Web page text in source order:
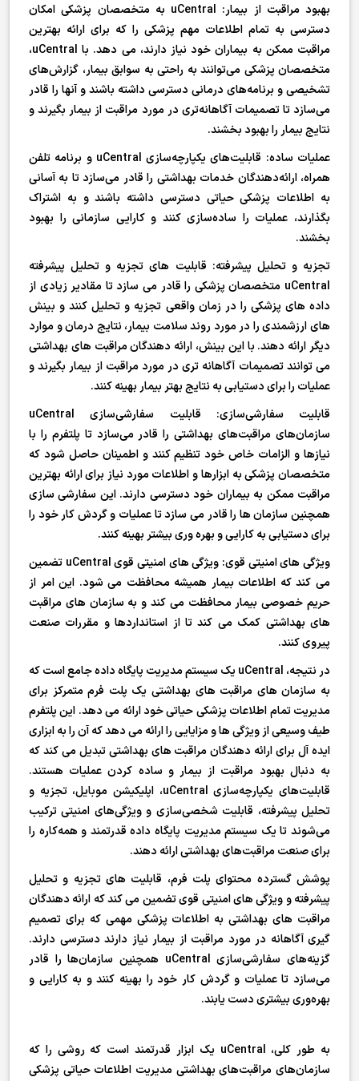
بهبود مراقبت از بیمار: uCentral به متخصصان پزشکی امکان
دسترسی به تمام اطلاعات مهم پزشکی را که برای ارائه بهترین
مراقبت ممکن به بیماران خود نیاز دارند، می دهد. با uCentral،
متخصصان پزشکی می‌توانند به راحتی به سوابق بیمار، گزارش‌های
تشخیصی و برنامه‌های درمانی دسترسی داشته باشند و آنها را قادر
می‌سازد تا تصمیمات آگاهانه‌تری در مورد مراقبت از بیمار بگیرند و
نتایج بیمار را بهبود بخشند.
عملیات ساده: قابلیت‌های یکپارچه‌سازی uCentral و برنامه تلفن
همراه، ارائه‌دهندگان خدمات بهداشتی را قادر می‌سازد تا به آسانی
به اطلاعات پزشکی حیاتی دسترسی داشته باشند و به اشتراک
بگذارند، عملیات را ساده‌سازی کنند و کارایی سازمانی را بهبود
بخشند.
تجزیه و تحلیل پیشرفته: قابلیت های تجزیه و تحلیل پیشرفته
uCentral متخصصان پزشکی را قادر می سازد تا مقادیر زیادی از
داده های پزشکی را در زمان واقعی تجزیه و تحلیل کنند و بینش
های ارزشمندی را در مورد روند سلامت بیمار، نتایج درمان و موارد
دیگر ارائه دهند. با این بینش، ارائه دهندگان مراقبت های بهداشتی
می توانند تصمیمات آگاهانه تری در مورد مراقبت از بیمار بگیرند و
عملیات را برای دستیابی به نتایج بهتر بیمار بهینه کنند.
قابلیت سفارشی‌سازی: قابلیت سفارشی‌سازی uCentral
سازمان‌های مراقبت‌های بهداشتی را قادر می‌سازد تا پلتفرم را با
نیازها و الزامات خاص خود تنظیم کنند و اطمینان حاصل شود که
متخصصان پزشکی به ابزارها و اطلاعات مورد نیاز برای ارائه بهترین
مراقبت ممکن به بیماران خود دسترسی دارند. این سفارشی سازی
همچنین سازمان ها را قادر می سازد تا عملیات و گردش کار خود را
برای دستیابی به کارایی و بهره وری بیشتر بهینه کنند.
ویژگی های امنیتی قوی: ویژگی های امنیتی قوی uCentral تضمین
می کند که اطلاعات بیمار همیشه محافظت می شود. این امر از
حریم خصوصی بیمار محافظت می کند و به سازمان های مراقبت
های بهداشتی کمک می کند تا از استانداردها و مقررات صنعت
پیروی کنند.
در نتیجه، uCentral یک سیستم مدیریت پایگاه داده جامع است که
به سازمان های مراقبت های بهداشتی یک پلت فرم متمرکز برای
مدیریت تمام اطلاعات پزشکی حیاتی خود ارائه می دهد. این پلتفرم
طیف وسیعی از ویژگی ها و مزایایی را ارائه می دهد که آن را به ابزاری
ایده آل برای ارائه دهندگان مراقبت های بهداشتی تبدیل می کند که
به دنبال بهبود مراقبت از بیمار و ساده کردن عملیات هستند.
قابلیت‌های یکپارچه‌سازی uCentral، اپلیکیشن موبایل، تجزیه و
تحلیل پیشرفته، قابلیت شخصی‌سازی و ویژگی‌های امنیتی ترکیب
می‌شوند تا یک سیستم مدیریت پایگاه داده قدرتمند و همه‌کاره را
برای صنعت مراقبت‌های بهداشتی ارائه دهند.
پوشش گسترده محتوای پلت فرم، قابلیت های تجزیه و تحلیل
پیشرفته و ویژگی های امنیتی قوی تضمین می کند که ارائه دهندگان
مراقبت های بهداشتی به اطلاعات پزشکی مهمی که برای تصمیم
گیری آگاهانه در مورد مراقبت از بیمار نیاز دارند دسترسی دارند.
گزینه‌های سفارشی‌سازی uCentral همچنین سازمان‌ها را قادر
می‌سازد تا عملیات و گردش کار خود را بهینه کنند و به کارایی و
بهره‌وری بیشتری دست یابند.
به طور کلی، uCentral یک ابزار قدرتمند است که روشی را که
سازمان‌های مراقبت‌های بهداشتی مدیریت اطلاعات حیاتی پزشکی